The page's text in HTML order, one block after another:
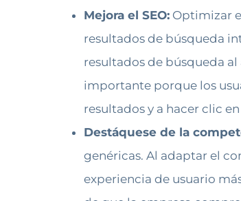
Mejora el SEO: Optimizar
resultados de búsqueda
resultados de búsqueda
importante porque los
resultados y a hacer clic
Destáquese de la
genéricas. Al adaptar el
experiencia de usuario